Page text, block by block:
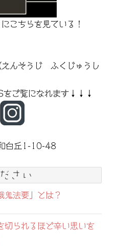
こちらを見ている！
んそうじ ふくじゅうし
をご覧になれます↓↓↓
白丘1-10-48
さい
鬼法要」とは？
切られるほど辛い思いを